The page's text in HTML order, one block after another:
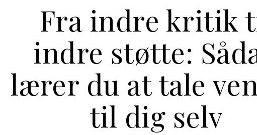
Fra indre kritik
indre støtte:
lærer du at tale
til dig selv